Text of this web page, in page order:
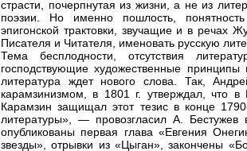
страсти, почерпнутая из жизни, а не из
поэзии. Но именно пошлость,
эпигонской трактовки, звучащие и в речах
Писателя и Читателя, именовать русскую
Тема бесплодности, отсутствия
господствующие художественные
литература ждет нового слова. Так,
карамзинизмом, в 1801 г. утверждал, что
Карамзин защищал этот тезис в конце
литературы», — провозгласил А.
опубликованы первая глава «Евгения
звезды», отрывки из «Цыган», закончены